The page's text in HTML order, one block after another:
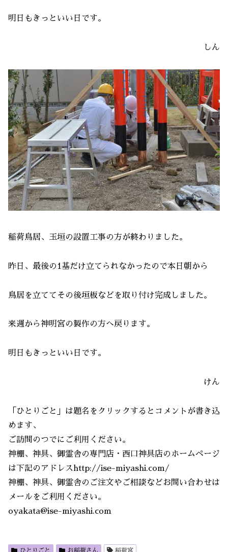
明日もきっといい日です。
しん
稲荷鳥居、玉垣の設置工事の方が終わりました。
昨日、最後の1基だけ立てられなかったので本日朝から
鳥居を立ててその後垣板などを取り付け完成しました。
来週から神明宮の製作の方へ戻ります。
明日もきっといい日です。
けん
「ひとりごと」は題名をクリックするとコメントが書き込
めます、
ご訪問のつでにご利用ください。
神棚、神具、御霊舎の専門店・西口神具店のホームページ
は下記のアドレスhttp://ise-miyashi.com/
神棚、神具、御霊舎のご注文やご相談などお問い合わせは
メールをご利用ください。
oyakata@ise-miyashi.com
ひとりごと お稲荷さん 稲荷宮